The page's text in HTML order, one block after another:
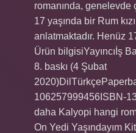
romanında, genelevde
17 yaşında bir Rum
anlatmaktadır. Henüz
Ürün bilgisiYayıncı‎İş
8. baskı (4 Şubat
106257999456ISBN-
daha Kalyopi hangi
On Yedi Yaşındayım